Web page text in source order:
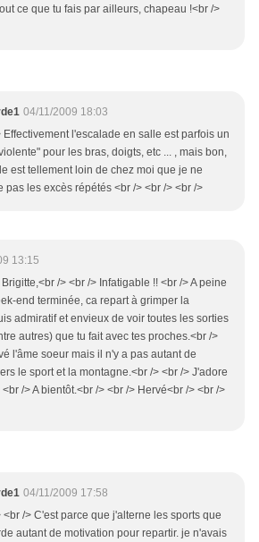
ce que tu fais par ailleurs, chapeau !<br />
04/11/2009 18:03
Effectivement l'escalade en salle est parfois un
pour les bras, doigts, etc ... , mais bon,
est tellement loin de chez moi que je ne
pas les excès répétés <br /> <br /> <br />
13:15
/> <br /> Infatigable !! <br /> A peine
end terminée, ca repart à grimper la
admiratif et envieux de voir toutes les sorties
autres) que tu fait avec tes proches.<br />
l'âme soeur mais il n'y a pas autant de
le sport et la montagne.<br /> <br /> J'adore
/> A bientôt.<br /> <br /> Hervé<br /> <br />
04/11/2009 17:58
<br /> C'est parce que j'alterne les sports que
autant de motivation pour repartir. je n'avais